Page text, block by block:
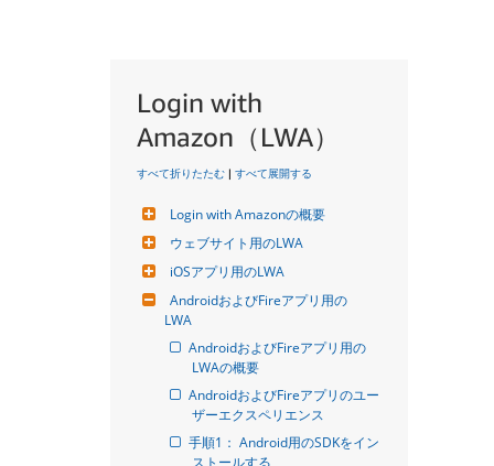
Login with
Amazon（LWA）
すべて折りたたむ | すべて展開する
Login with Amazonの概要
ウェブサイト用のLWA
iOSアプリ用のLWA
AndroidおよびFireアプリ用の
LWA
AndroidおよびFireアプリ用の
LWAの概要
AndroidおよびFireアプリのユー
ザーエクスペリエンス
手順1： Android用のSDKをイン
ストールする